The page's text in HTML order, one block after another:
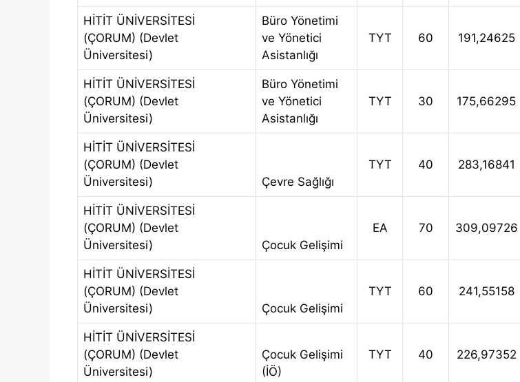
HİTİT ÜNİVERSİTESİ
(ÇORUM) (Devlet
Üniversitesi)
Büro Yönetimi
ve Yönetici
Asistanlığı
TYT 60 191,24625
HİTİT ÜNİVERSİTESİ
(ÇORUM) (Devlet
Üniversitesi)
Büro Yönetimi
ve Yönetici
Asistanlığı
TYT 30 175,66295
HİTİT ÜNİVERSİTESİ
(ÇORUM) (Devlet
Üniversitesi)
Çevre Sağlığı
TYT 40 283,16841
HİTİT ÜNİVERSİTESİ
(ÇORUM) (Devlet
Üniversitesi)
Çocuk Gelişimi
EA 70 309,09726
HİTİT ÜNİVERSİTESİ
(ÇORUM) (Devlet
Üniversitesi)
Çocuk Gelişimi
TYT 60 241,55158
HİTİT ÜNİVERSİTESİ
(ÇORUM) (Devlet
Üniversitesi)
Çocuk Gelişimi
(İÖ)
TYT 40 226,97352